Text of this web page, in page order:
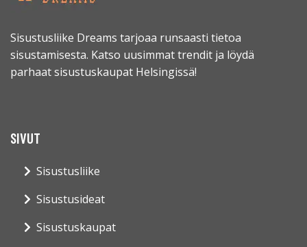
Sisustusliike Dreams tarjoaa runsaasti tietoa
sisustamisesta. Katso uusimmat trendit ja löydä
parhaat sisustuskaupat Helsingissä!
SIVUT
Sisustusliike
Sisustusideat
Sisustuskaupat